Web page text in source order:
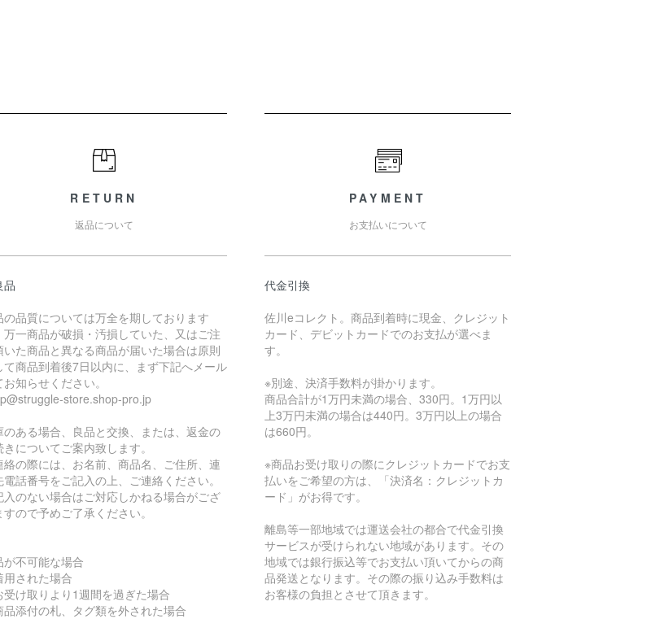
RETURN
返品について
品
の品質については万全を期しております
万一商品が破損・汚損していた、又はご注
いた商品と異なる商品が届いた場合は原則
て商品到着後7日以内に、まず下記へメール
お知らせください。
store.shop-pro.jp
のある場合、良品と交換、または、返金の
きについてご案内致します。
絡の際には、お名前、商品名、ご住所、連
電話番号をご記入の上、ご連絡ください。
入のない場合はご対応しかねる場合がござ
すので予めご了承ください。
が不可能な場合
用された場合
受け取りより1週間を過ぎた場合
品添付の札、タグ類を外された場合
PAYMENT
お支払いについて
代金引換
佐川eコレクト。商品到着時に現金、クレジット
カード、デビットカードでのお支払が選べま
す。
※別途、決済手数料が掛かります。
商品合計が1万円未満の場合、330円。1万円以
上3万円未満の場合は440円。3万円以上の場合
は660円。
※商品お受け取りの際にクレジットカードでお支
払いをご希望の方は、「決済名：クレジットカ
ード」がお得です。
離島等一部地域では運送会社の都合で代金引換
サービスが受けられない地域があります。その
地域では銀行振込等でお支払い頂いてからの商
品発送となります。その際の振り込み手数料は
お客様の負担とさせて頂きます。